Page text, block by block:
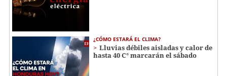
¿CÓMO ESTARÁ EL CLIMA?
Lluvias débiles aisladas y calor de
hasta 40 C° marcarán el sábado